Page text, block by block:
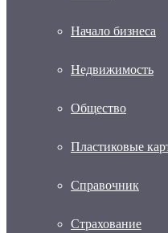
Начало бизнеса
Недвижимость
Общество
Пластиковые
Справочник
Страхование